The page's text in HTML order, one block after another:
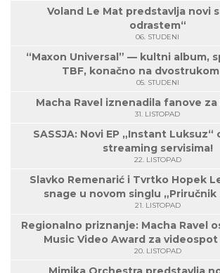
Voland Le Mat predstavlja novi
odrastem“
06. STUDENI
“Maxon Universal” — kultni album,
TBF, konačno na
05. STUDENI
Macha Ravel iznenadila fanove
31. LISTOPAD
SASSJA: Novi EP „Instant Luksuz“
streaming servisima!
22. LISTOPAD
Slavko Remenarić i Tvrtko Hopek
snage u novom singlu „Priručnik
21. LISTOPAD
Regionalno priznanje: Macha Ravel
Music Video Award za
20. LISTOPAD